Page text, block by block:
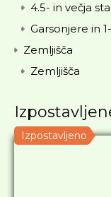
4.5- in večja
Garsonjere in
Zemljišča
Zemljišča
Izpostavljeno